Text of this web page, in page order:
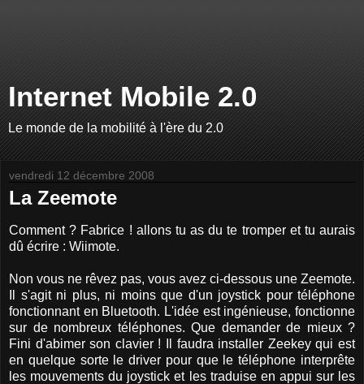
Internet Mobile 2.0
Le monde de la mobilité à l'ère du 2.0
vendredi 12 décembre 2008
La Zeemote
Comment ? Fabrice ! allons tu as du te tromper et tu aurais
dû écrire : Wiimote.
Non vous ne rêvez pas, vous avez ci-dessous une Zeemote.
Il s'agit ni plus, ni moins que d'un joystick pour téléphone
fonctionnant en Bluetooth. L'idée est ingénieuse, fonctionne
sur de nombreux téléphones. Que demander de mieux ?
Fini d'abimer son clavier ! Il faudra installer Zeekey qui est
en quelque sorte le driver pour que le téléphone interprête
les mouvements du joystick et les traduise en appui sur les